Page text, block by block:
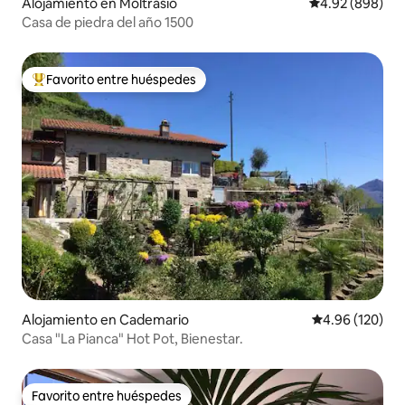
Casa de piedra del año 1500
Favorito entre huéspedes preferido
Favorito entre huéspedes
Alojamiento en Cademario Calificación
4.96 (120)
Casa "La Pianca" Hot Pot, Bienestar.
Favorito entre huéspedes